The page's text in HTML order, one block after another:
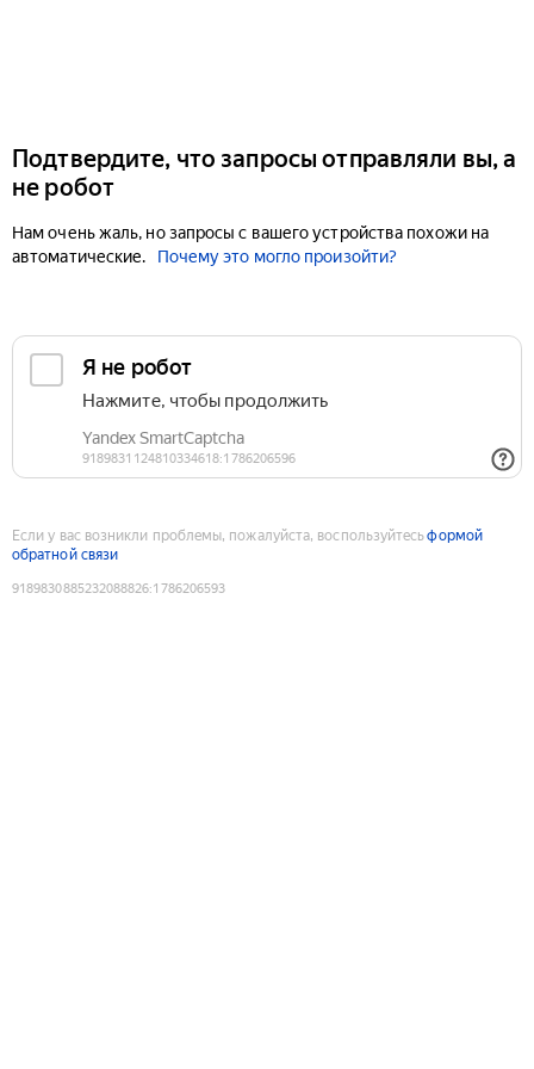
Подтвердите, что запросы отправляли вы, а
не робот
Нам очень жаль, но запросы с вашего устройства похожи на
автоматические.
Почему это могло произойти?
Если у вас возникли проблемы, пожалуйста, воспользуйтесьформой
обратной связи
9189830885232088826:1786206593